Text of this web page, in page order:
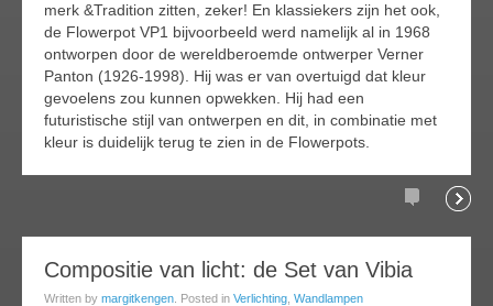
merk &Tradition zitten, zeker! En klassiekers zijn het ook,
de Flowerpot VP1 bijvoorbeeld werd namelijk al in 1968
ontworpen door de wereldberoemde ontwerper Verner
Panton (1926-1998). Hij was er van overtuigd dat kleur
gevoelens zou kunnen opwekken. Hij had een
futuristische stijl van ontwerpen en dit, in combinatie met
kleur is duidelijk terug te zien in de Flowerpots.
Comments
Compositie van licht: de Set van Vibia
Written by margitkengen . Posted in Verlichting Wandlampen